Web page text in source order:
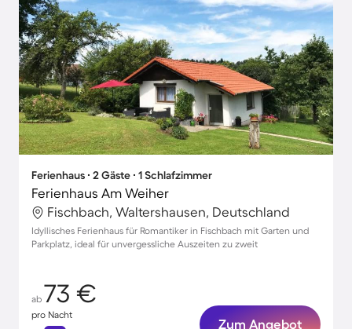
Ferienhaus ∙ 2 Gäste ∙ 1 Schlafzimmer
Ferienhaus Am Weiher
Fischbach, Waltershausen, Deutschland
Idyllisches Ferienhaus für Romantiker in Fischbach mit Garten und
Parkplatz, ideal für unvergessliche Auszeiten zu zweit
ab 73 €
pro Nacht
Zum Angebot